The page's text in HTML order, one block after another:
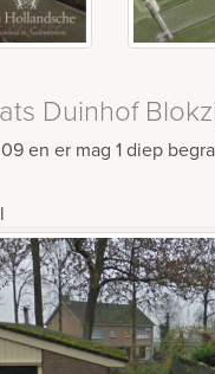
Duinhof
en er mag 1 diep